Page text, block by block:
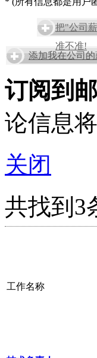
把"公司
准不准!
添加我在公司
订阅到
论信息
关闭
共找到3
工作名称